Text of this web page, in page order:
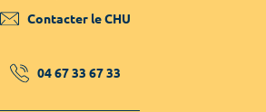
Contacter le CHU
04 67 33 67 33